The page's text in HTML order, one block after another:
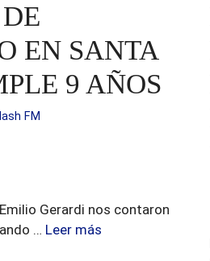
EN SANTA
9 AÑOS
FM
Gerardi nos contaron
… Leer más